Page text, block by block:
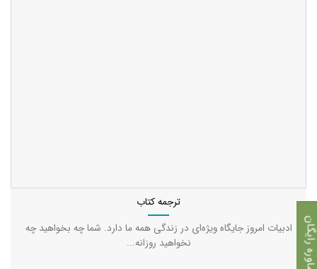
ترجمه کتاب
ادبیات امروز جایگاه ویژه‌ای در زندگی همه ما دارد. شما چه بخواهید چه
نخواهید روزانه...